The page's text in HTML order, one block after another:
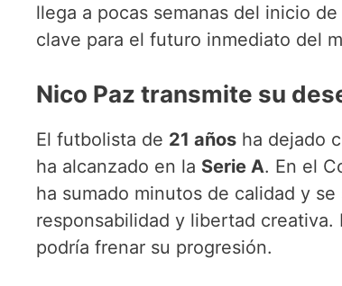
llega a pocas semanas del inicio
clave para el futuro inmediato del
Nico Paz transmite su
El futbolista de 21 años ha dejado
ha alcanzado en la Serie A. En el
ha sumado minutos de calidad y
responsabilidad y libertad
podría frenar su progresión.